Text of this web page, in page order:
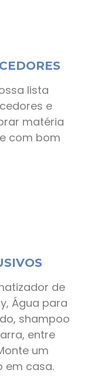
lista
e
matéria
com bom
de
Água para
shampoo
entre
um
em casa.